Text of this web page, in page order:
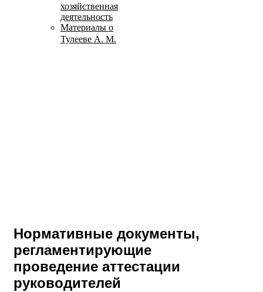
хозяйственная
деятельность
Материалы о
Тулееве А. М.
Нормативные документы,
регламентирующие
проведение аттестации
руководителей